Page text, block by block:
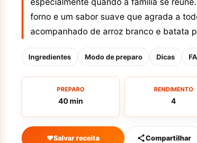
forno e um sabor suave que agrada a
acompanhado de arroz branco e batata
Ingredientes Modo de preparo Dicas
PREPARO
40 min
RENDIMENTO
4
♥Salvar receita Compartilhar